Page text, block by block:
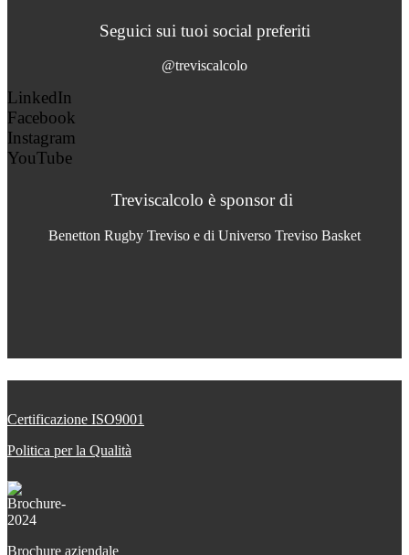
Seguici sui tuoi social preferiti
@treviscalcolo
LinkedIn
Facebook
Instagram
YouTube
Treviscalcolo è sponsor di
Benetton Rugby Treviso e di Universo Treviso Basket
Certificazione ISO9001
Politica per la Qualità
Brochure aziendale